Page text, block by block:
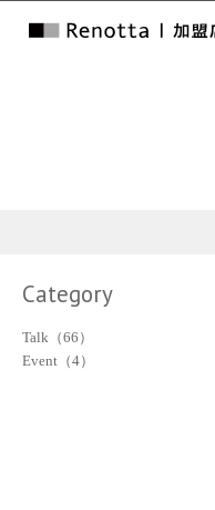
Category
Talk（66）
Event（4）